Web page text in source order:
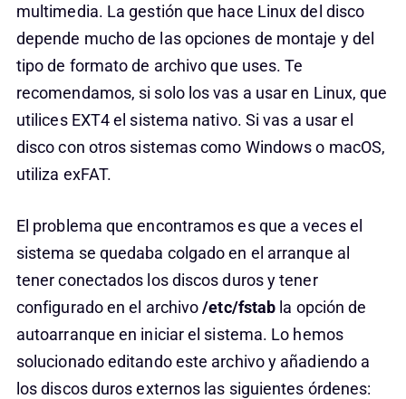
multimedia. La gestión que hace Linux del disco
depende mucho de las opciones de montaje y del
tipo de formato de archivo que uses. Te
recomendamos, si solo los vas a usar en Linux, que
utilices EXT4 el sistema nativo. Si vas a usar el
disco con otros sistemas como Windows o macOS,
utiliza exFAT.
El problema que encontramos es que a veces el
sistema se quedaba colgado en el arranque al
tener conectados los discos duros y tener
configurado en el archivo/etc/fstab la opción de
autoarranque en iniciar el sistema. Lo hemos
solucionado editando este archivo y añadiendo a
los discos duros externos las siguientes órdenes: